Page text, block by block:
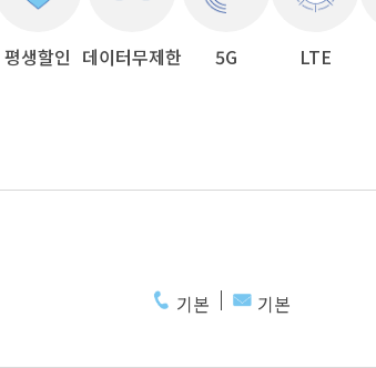
평생할인 데이터무제한 5G LTE
기본 기본